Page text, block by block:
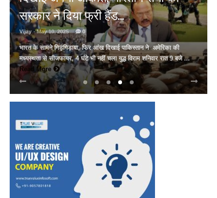
राजस्थानी लोक कलाकारों ने बांधा समां…
Vijay - March 30, 2025
अल्बर्ट हॉल पर राज्यस्तरीय सांस्कृतिक संध्या का भव्य आयोजन, उमड़ा जन
सैलाब राज्यपाल हरिभाऊ किसनराव बागडे़, मुख्यमंत्री भजनलाल शर्मा और उप
मुख्यमंत्री दिया कुमारी पहुंचे ... Read More